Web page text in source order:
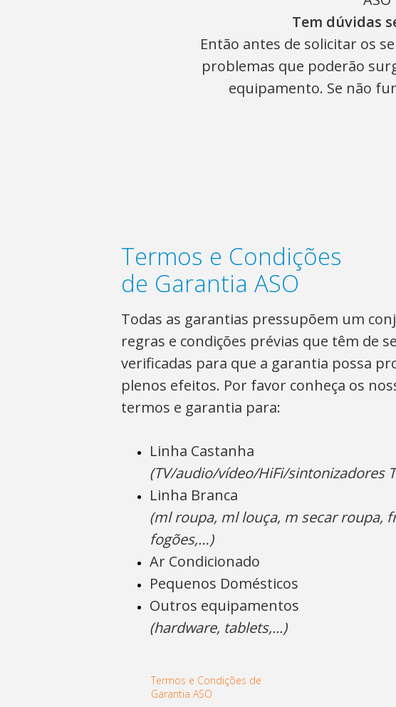
Tem dúvidas
Então antes de solicitar os
problemas que poderão
equipamento. Se não
Termos e Condições
de Garantia ASO
Todas as garantias pressupõem um
regras e condições prévias que têm de
verificadas para que a garantia possa
plenos efeitos. Por favor conheça os
termos e garantia para:
Linha Castanha
(TV/audio/vídeo/HiFi/sintonizadores
Linha Branca
(ml roupa, ml louça, m secar roupa,
fogões,…)
Ar Condicionado
Pequenos Domésticos
Outros equipamentos
(hardware, tablets,...)
Termos e Condições de
Garantia ASO